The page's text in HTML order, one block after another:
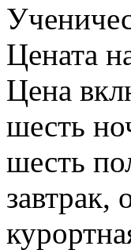
Цената
Цена
шесть
шесть
завтрак,